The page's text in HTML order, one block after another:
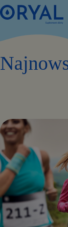
Przejdź
do
treści